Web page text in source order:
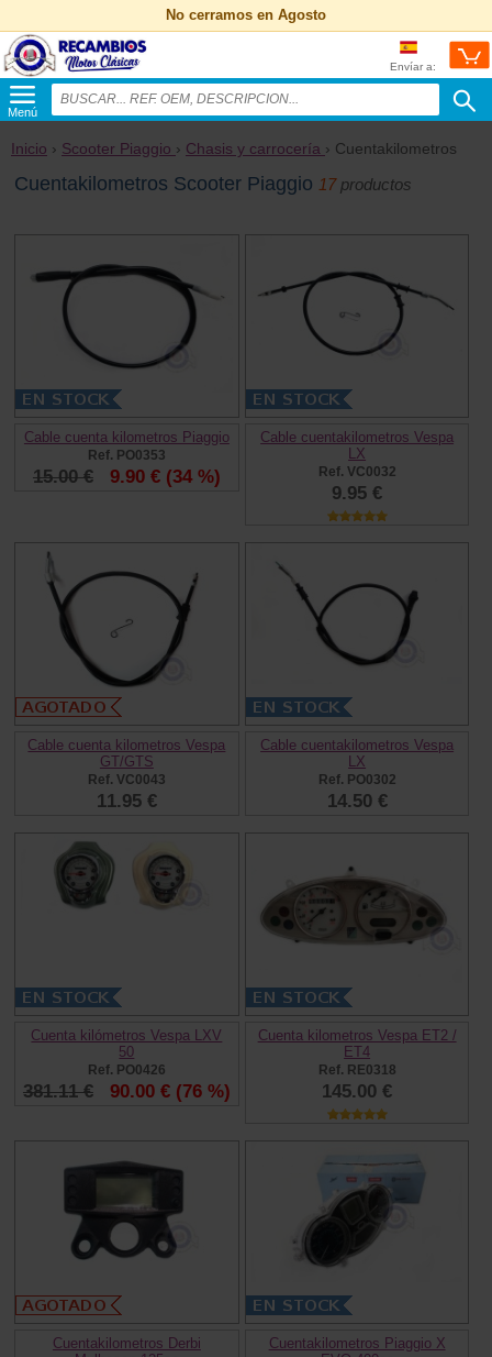
No cerramos en Agosto
Envíar a:
Menú
Inicio › Scooter Piaggio › Chasis y carrocería › Cuentakilometros
Cuentakilometros Scooter Piaggio17productos
Cable cuenta kilometros Piaggio
Ref. PO0353
15.00 € 9.90 € (34 %)
Cable cuentakilometros Vespa
LX
Ref. VC0032
9.95 €
Cable cuenta kilometros Vespa
GT/GTS
Ref. VC0043
11.95 €
Cable cuentakilometros Vespa
LX
Ref. PO0302
14.50 €
Cuenta kilómetros Vespa LXV
50
Ref. PO0426
381.11 € 90.00 € (76 %)
Cuenta kilometros Vespa ET2 /
ET4
Ref. RE0318
145.00 €
Cuentakilometros Derbi
Cuentakilometros Piaggio X